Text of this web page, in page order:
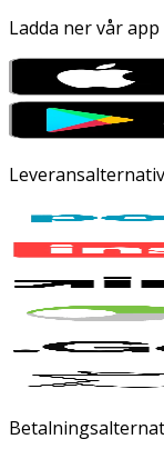
Ladda ner vår app
Leveransalternativ